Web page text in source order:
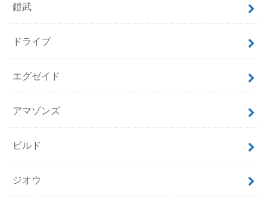
鎧武
ドライブ
エグゼイド
アマゾンズ
ビルド
ジオウ